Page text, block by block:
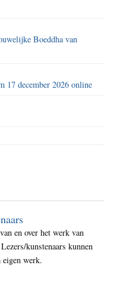
Boeddha van
17 december 2026 online
en over het werk van
kunstenaars kunnen
eigen werk.